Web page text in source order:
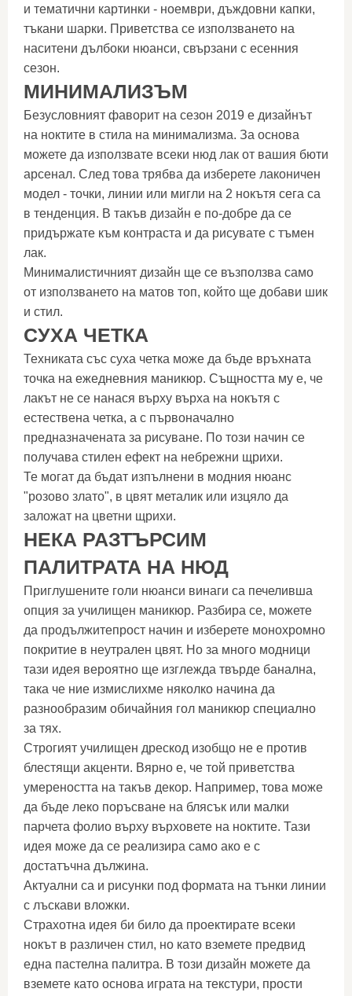
и тематични картинки - ноември, дъждовни капки,
тъкани шарки. Приветства се използването на
наситени дълбоки нюанси, свързани с есенния
сезон.
МИНИМАЛИЗЪМ
Безусловният фаворит на сезон 2019 е дизайнът
на ноктите в стила на минимализма. За основа
можете да използвате всеки нюд лак от вашия бюти
арсенал. След това трябва да изберете лаконичен
модел - точки, линии или мигли на 2 нокътя сега са
в тенденция. В такъв дизайн е по-добре да се
придържате към контраста и да рисувате с тъмен
лак.
Минималистичният дизайн ще се възползва само
от използването на матов топ, който ще добави шик
и стил.
СУХА ЧЕТКА
Техниката със суха четка може да бъде връхната
точка на ежедневния маникюр. Същността му е, че
лакът не се нанася върху върха на нокътя с
естествена четка, а с първоначално
предназначената за рисуване. По този начин се
получава стилен ефект на небрежни щрихи.
Те могат да бъдат изпълнени в модния нюанс
"розово злато", в цвят металик или изцяло да
заложат на цветни щрихи.
НЕКА РАЗТЪРСИМ
ПАЛИТРАТА НА НЮД
Приглушените голи нюанси винаги са печеливша
опция за училищен маникюр. Разбира се, можете
да продължитепрост начин и изберете монохромно
покритие в неутрален цвят. Но за много модници
тази идея вероятно ще изглежда твърде банална,
така че ние измислихме няколко начина да
разнообразим обичайния гол маникюр специално
за тях.
Строгият училищен дрескод изобщо не е против
блестящи акценти. Вярно е, че той приветства
умереността на такъв декор. Например, това може
да бъде леко поръсване на блясък или малки
парчета фолио върху върховете на ноктите. Тази
идея може да се реализира само ако е с
достатъчна дължина.
Актуални са и рисунки под формата на тънки линии
с лъскави вложки.
Страхотна идея би било да проектирате всеки
нокът в различен стил, но като вземете предвид
една пастелна палитра. В този дизайн можете да
вземете като основа играта на текстури, прости